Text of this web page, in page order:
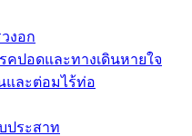
งอก
คปอดและทางเดินหายใจ
และต่อมไร้ท่อ
ประสาท